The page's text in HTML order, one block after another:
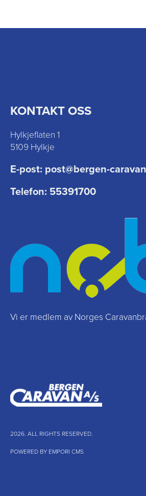
KONTAKT OSS
Hylkjeflaten 1
5109 Hylkje
E-post: post@bergen-
Telefon: 55391700
Vi er medlem av Norges
2026. ALL RIGHTS RESERVED.
POWERED BY EMPORI CMS